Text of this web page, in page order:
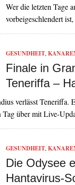
Wer die letzten Tage
vorbeigeschlendert
GESUNDHEIT,
Finale in
Teneriffa –
verlässt
Tag über mit Live-
GESUNDHEIT,
Die Odysee
Hantavirus-